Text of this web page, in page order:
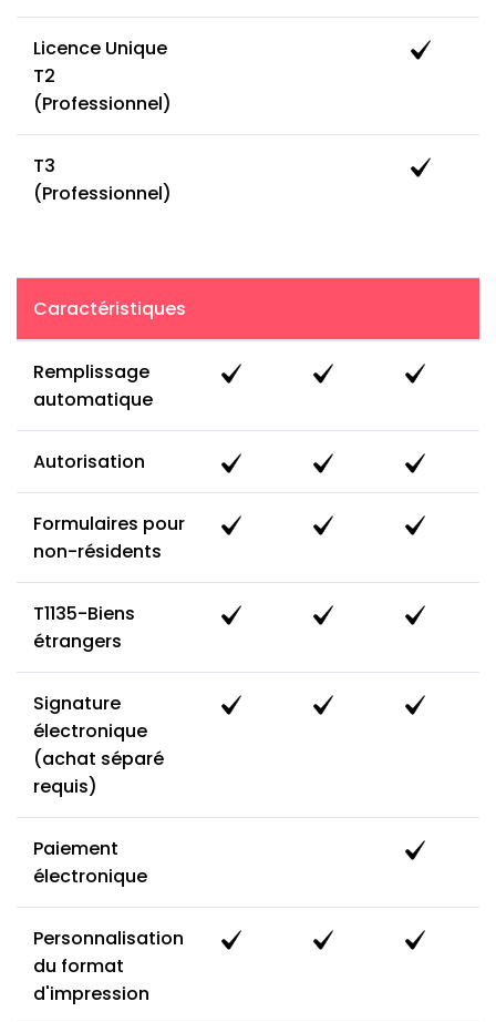
Licence Unique
T2
(Professionnel)
T3
(Professionnel)
Caractéristiques
Remplissage
automatique
Autorisation
Formulaires pour
non-résidents
T1135-Biens
étrangers
Signature
électronique
(achat séparé
requis)
Paiement
électronique
Personnalisation
du format
d'impression